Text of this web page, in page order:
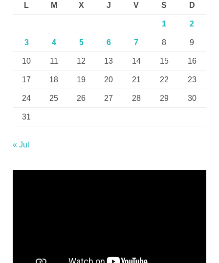
L
M X J V S D
1 2
3 4 5 6 7 8 9
10 11 12 13 14 15 16
17 18 19 20 21 22 23
24 25 26 27 28 29 30
31
« Jul